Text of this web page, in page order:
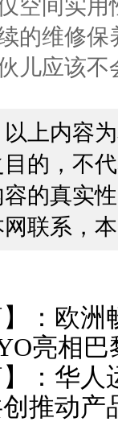
的维修
儿应该
上内容
的，不
的真实
联系，
： 欧洲
亮相巴
： 华人
推动产